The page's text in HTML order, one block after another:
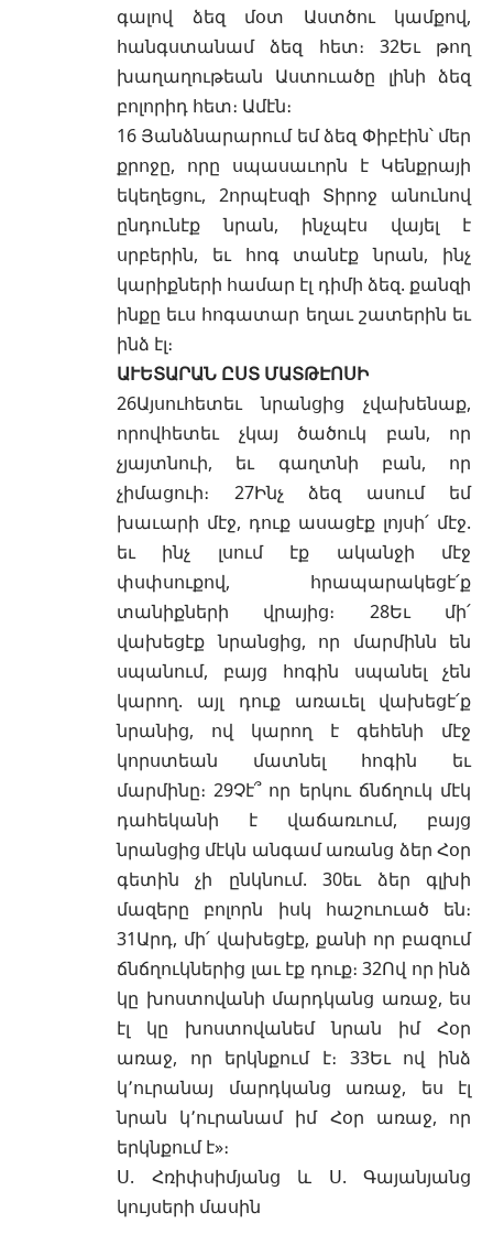
գալով ձեզ մօտ Աստծու կամքով,
հանգստանամ ձեզ հետ։ 32Եւ թող
խաղաղութեան Աստուածը լինի ձեզ
բոլորիդ հետ։ Ամէն։
16 Յանձնարարում եմ ձեզ Փիբէին՝ մեր
քրոջը, որը սպասաւորն է Կենքրայի
եկեղեցու, 2որպէսզի Տիրոջ անունով
ընդունէք նրան, ինչպէս վայել է
սրբերին, եւ հոգ տանէք նրան, ինչ
կարիքների համար էլ դիմի ձեզ. քանզի
ինքը եւս հոգատար եղաւ շատերին եւ
ինձ էլ։
ԱՒԵՏԱՐԱՆ ԸՍՏ ՄԱՏԹԷՈՍԻ
26Այսուհետեւ նրանցից չվախենաք,
որովհետեւ չկայ ծածուկ բան, որ
չյայտնուի, եւ գաղտնի բան, որ
չիմացուի։ 27Ինչ ձեզ ասում եմ
խաւարի մէջ, դուք ասացէք լոյսի՛ մէջ.
եւ ինչ լսում էք ականջի մէջ
փսփսուքով, հրապարակեցէ՛ք
տանիքների վրայից։ 28Եւ մի՛
վախեցէք նրանցից, որ մարմինն են
սպանում, բայց հոգին սպանել չեն
կարող. այլ դուք առաւել վախեցէ՛ք
նրանից, ով կարող է գեհենի մէջ
կորստեան մատնել հոգին եւ
մարմինը։ 29Չէ՞ որ երկու ճնճղուկ մէկ
դահեկանի է վաճառւում, բայց
նրանցից մէկն անգամ առանց ձեր Հօր
գետին չի ընկնում. 30եւ ձեր գլխի
մազերը բոլորն իսկ հաշուուած են։
31Արդ, մի՛ վախեցէք, քանի որ բազում
ճնճղուկներից լաւ էք դուք։ 32Ով որ ինձ
կը խոստովանի մարդկանց առաջ, ես
էլ կը խոստովանեմ նրան իմ Հօր
առաջ, որ երկնքում է։ 33Եւ ով ինձ
կ՚ուրանայ մարդկանց առաջ, ես էլ
նրան կ՚ուրանամ իմ Հօր առաջ, որ
երկնքում է»։
Ս. Հռիփսիմյանց և Ս. Գայանյանց
կույսերի մասին